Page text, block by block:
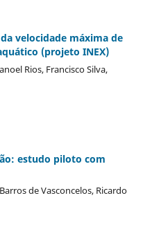
velocidade máxima de
(projeto INEX)
Rios, Francisco Silva,
estudo piloto com
de Vasconcelos, Ricardo